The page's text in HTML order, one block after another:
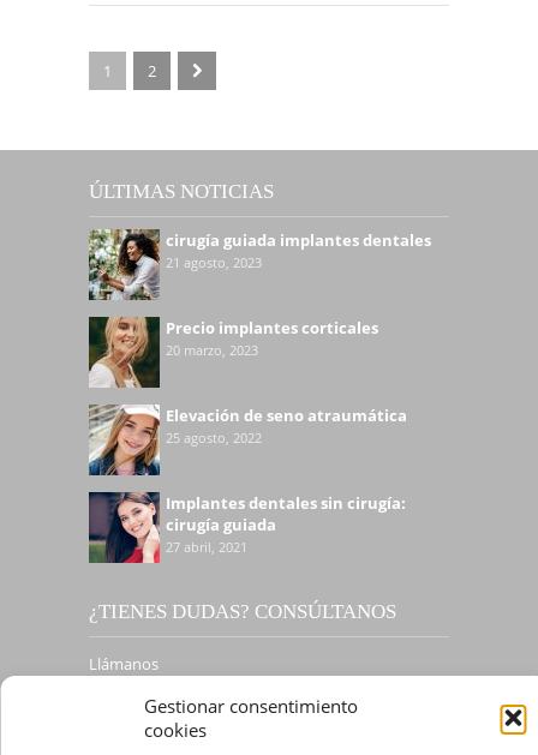
Gestionar consentimiento
cookies
1 2
ÚLTIMAS NOTICIAS
cirugía guiada implantes dentales
21 agosto, 2023
Precio implantes corticales
20 marzo, 2023
Elevación de seno atraumática
25 agosto, 2022
Implantes dentales sin cirugía:
cirugía guiada
27 abril, 2021
¿TIENES DUDAS? CONSÚLTANOS
Llámanos
O te llamamos